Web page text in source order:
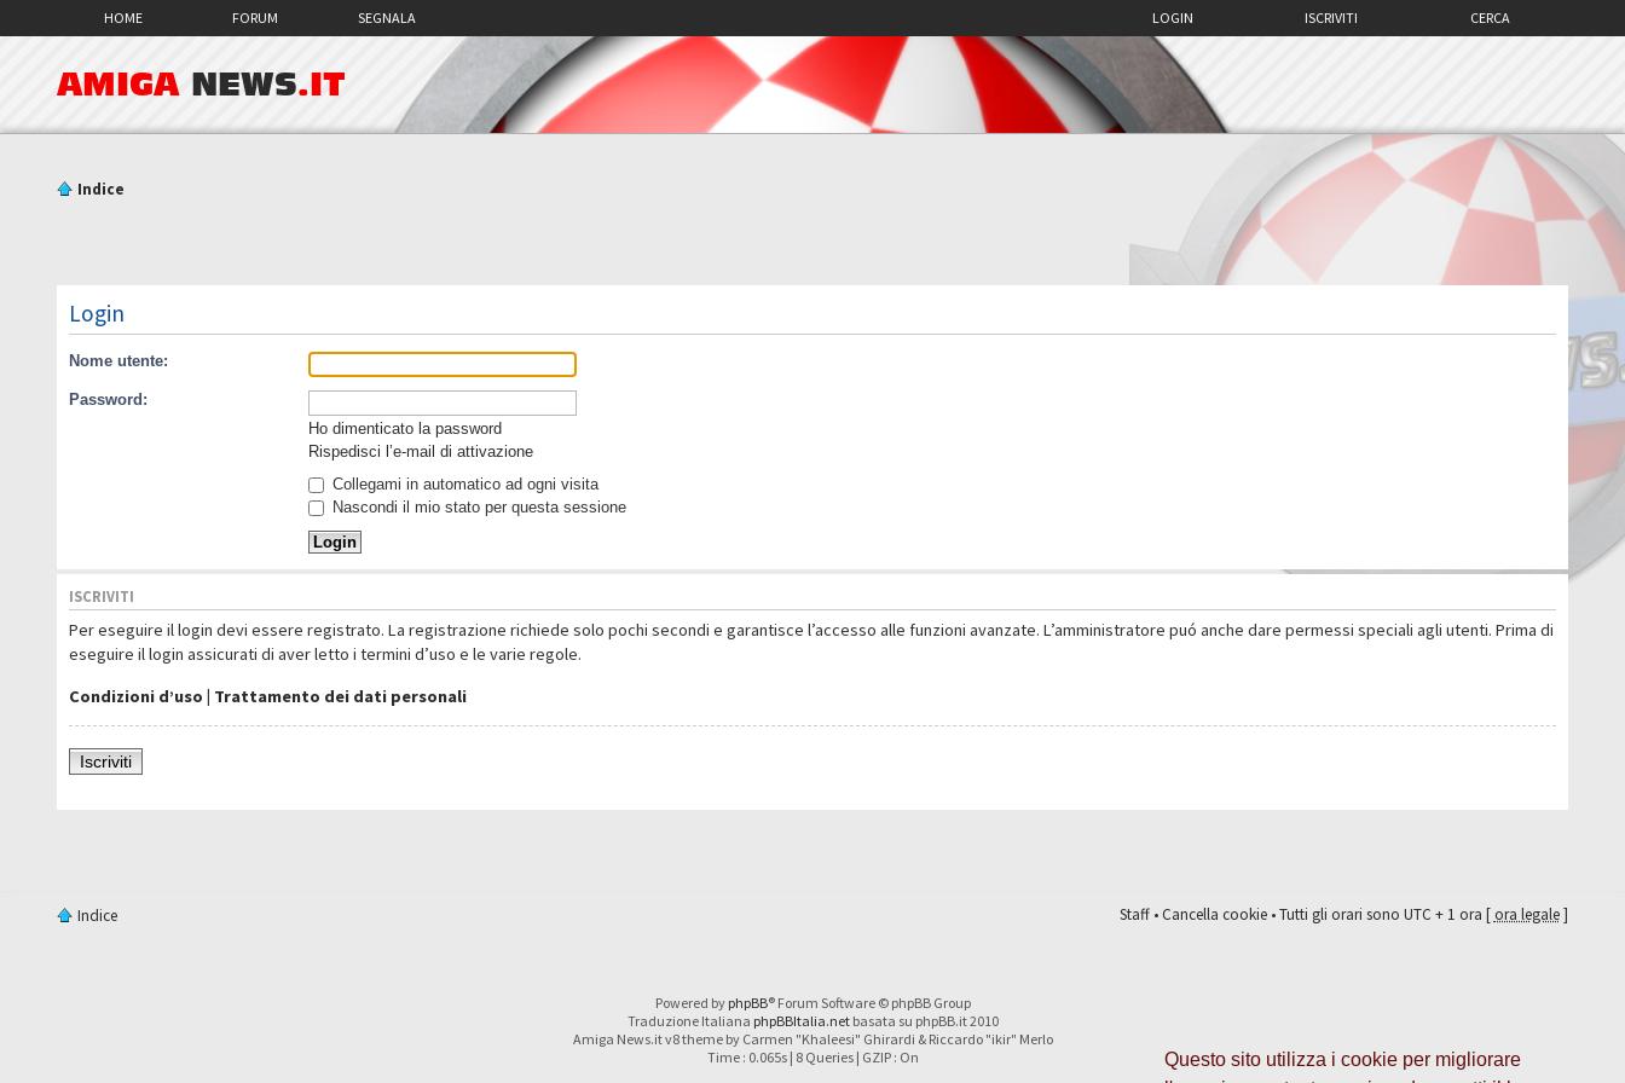
Questo sito utilizza i cookie per migliorare
HOME FORUM SEGNALA CERCA
ISCRIVITI
LOGIN
AMIGA NEWS.IT
Indice
Login
Nome utente:
Password:
Ho dimenticato la password
Rispedisci l’e-mail di attivazione
Collegami in automatico ad ogni visita
Nascondi il mio stato per questa sessione
ISCRIVITI
Per eseguire il login devi essere registrato. La registrazione richiede solo pochi secondi e garantisce l’accesso alle funzioni avanzate. L’amministratore puó anche dare permessi speciali agli utenti. Prima di
eseguire il login assicurati di aver letto i termini d’uso e le varie regole.
Condizioni d’uso | Trattamento dei dati personali
Iscriviti
Indice Staff•Cancella cookie• Tutti gli orari sono UTC + 1 ora [ora legale]
Powered by phpBB® Forum Software © phpBB Group
Traduzione Italiana phpBBItalia.netbasata su phpBB.it 2010
Amiga News.it v8 theme by Carmen "Khaleesi" Ghirardi & Riccardo "ikir" Merlo
Time : 0.065s | 8 Queries | GZIP : On